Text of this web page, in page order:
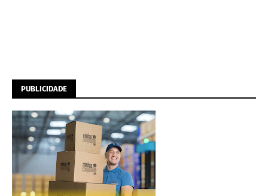
PUBLICIDADE